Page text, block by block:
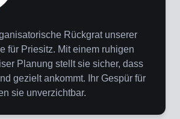
Rückgrat unserer
für Priesitz. Mit einem ruhigen
Planung stellt sie sicher, dass
gezielt ankommt. Ihr Gespür für
sie unverzichtbar.